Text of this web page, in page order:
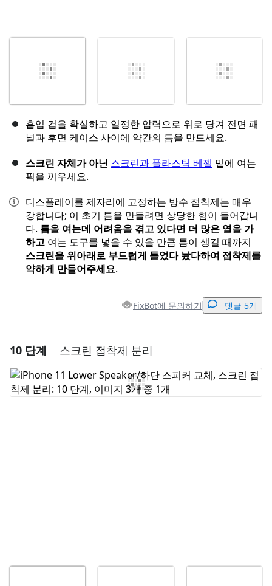
흡입 컵을 확실하고 일정한 압력으로 위로 당겨 전면 패
널과 후면 케이스 사이에 약간의 틈을 만드세요.
스크린 자체가 아닌 스크린과 플라스틱 베젤 밑에 여는
픽을 끼우세요.
디스플레이를 제자리에 고정하는 방수 접착제는 매우
강합니다; 이 초기 틈을 만들려면 상당한 힘이 들어갑니
다. 틈을 여는데 어려움을 겪고 있다면 더 많은 열을 가
하고 여는 도구를 넣을 수 있을 만큼 틈이 생길 때까지
스크린을 위아래로 부드럽게 들었다 놨다하여 접착제를
약하게 만들어주세요.
FixBot에 문의하기 댓글 5개
댓글 달기
댓글 쓰기
10 단계 스크린 접착제 분리